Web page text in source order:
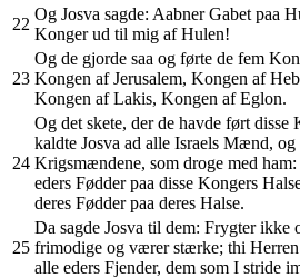
22
Og Josva sagde: Aabner Gabet paa
Konger ud til mig af Hulen!
23
Og de gjorde saa og førte de fem
Kongen af Jerusalem, Kongen af
Kongen af Lakis, Kongen af Eglon.
24
Og det skete, der de havde ført disse
kaldte Josva ad alle Israels Mænd,
Krigsmændene, som droge med
eders Fødder paa disse Kongers
deres Fødder paa deres Halse.
25
Da sagde Josva til dem: Frygter
frimodige og værer stærke; thi Herren
alle eders Fjender, dem som I stride